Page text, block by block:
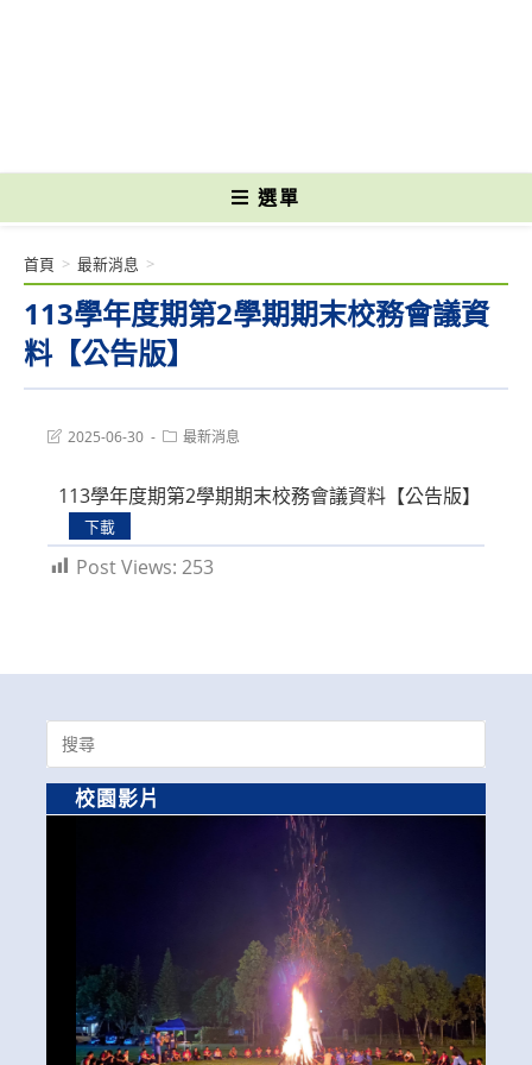
選單
113學年度期第2學期期末校務會議資
料【公告版】
首頁 > 最新消息 >
Post2025-06-30
Post最新消息
113學年度期第2學期期末校務會議資料【公告版】
下載
Post Views: 253
Search
for:
校園影片